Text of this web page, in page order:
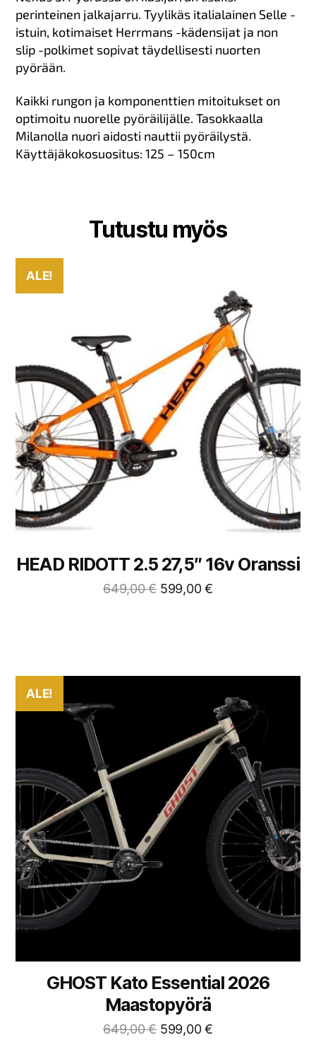
perinteinen jalkajarru. Tyylikäs italialainen Selle -
istuin, kotimaiset Herrmans -kädensijat ja non
slip -polkimet sopivat täydellisesti nuorten
pyörään.
Kaikki rungon ja komponenttien mitoitukset on
optimoitu nuorelle pyöräilijälle. Tasokkaalla
Milanolla nuori aidosti nauttii pyöräilystä.
Käyttäjäkokosuositus: 125 – 150cm
Tutustu myös
ALE!
HEAD RIDOTT 2.5 27,5″ 16v Oranssi
649,00€ 599,00€
ALE!
GHOST Kato Essential 2026
Maastopyörä
649,00€ 599,00€